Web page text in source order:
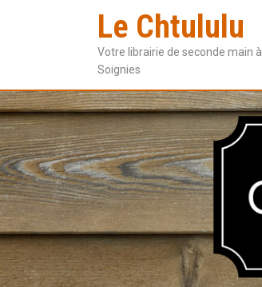
Le Chtululu
Votre librairie de seconde main à
Soignies